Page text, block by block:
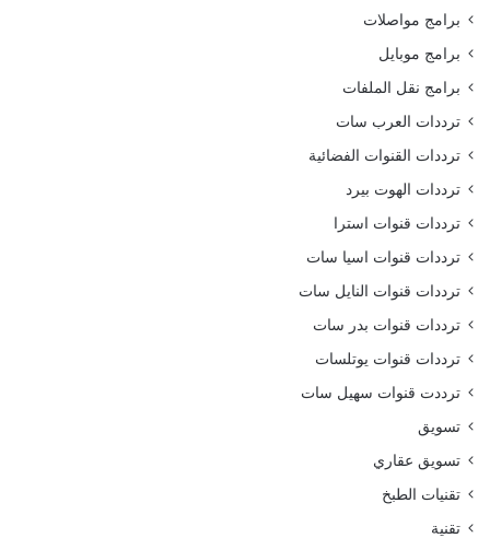
برامج مواصلات
برامج موبايل
برامج نقل الملفات
ترددات العرب سات
ترددات القنوات الفضائية
ترددات الهوت بيرد
ترددات قنوات استرا
ترددات قنوات اسيا سات
ترددات قنوات النايل سات
ترددات قنوات بدر سات
ترددات قنوات يوتلسات
ترددت قنوات سهيل سات
تسويق
تسويق عقاري
تقنيات الطبخ
تقنية